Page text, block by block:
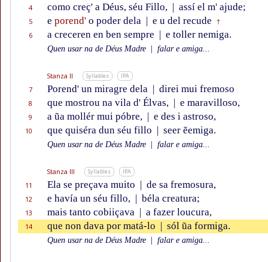
4 como creç' a Déus, séu Fillo, | assí el m' ajude;
5 e porend' o poder dela | e u del recude †
6 a creceren en ben sempre | e toller nemiga.
Quen usar na de Déus Madre falar e amiga...
Stanza II Syllables IPA
7 Porend' un miragre dela | direi mui fremoso
8 que mostrou na vila d' Élvas, | e maravilloso,
9 a ũa mollér mui póbre, | e des i astroso,
10 que quiséra dun séu fillo | seer ẽemiga.
Quen usar na de Déus Madre falar e amiga...
Stanza III Syllables IPA
11 Ela se preçava muito | de sa fremosura,
12 e havía un séu fillo, | béla creatura;
13 mais tanto cobiiçava | a fazer loucura,
14 que non dava por matá-lo | sól ũa formiga.
Quen usar na de Déus Madre falar e amiga...